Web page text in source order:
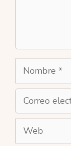
Nombre
Correo
Web